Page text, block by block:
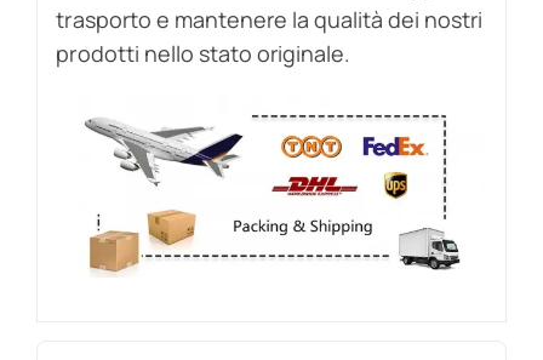
trasporto e mantenere la qualità dei nostri
prodotti nello stato originale.